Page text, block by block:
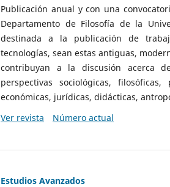
Publicación anual y con una
Departamento de Filosofía de la
destinada a la publicación de
tecnologías, sean estas antiguas,
contribuyan a la discusión acerca
perspectivas sociológicas,
económicas, jurídicas, didácticas,
Ver revista
Número actual
Estudios Avanzados